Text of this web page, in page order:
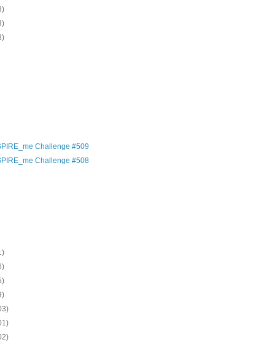
Challenge #509
Challenge #508